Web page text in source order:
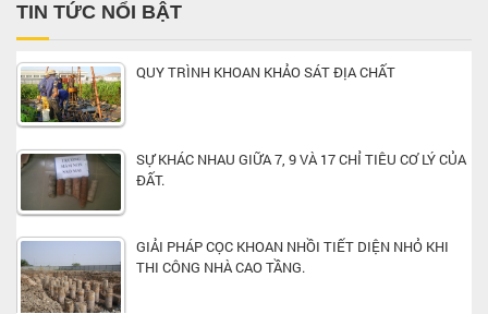
TIN TỨC NỔI BẬT
QUY TRÌNH KHOAN KHẢO SÁT ĐỊA CHẤT
SỰ KHÁC NHAU GIỮA 7, 9 VÀ 17 CHỈ TIÊU CƠ LÝ CỦA
ĐẤT.
GIẢI PHÁP CỌC KHOAN NHỒI TIẾT DIỆN NHỎ KHI
THI CÔNG NHÀ CAO TẦNG.